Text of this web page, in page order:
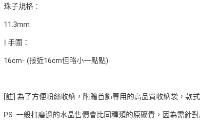
珠子規格：
11.3mm
| 手圍：
16cm- (接近16cm但略小一點點)
[註] 為了方便粉絲收納，附贈首飾專用的高品質收納袋，款
PS. 一般打磨過的水晶售價會比同種類的原礦貴，因為需針